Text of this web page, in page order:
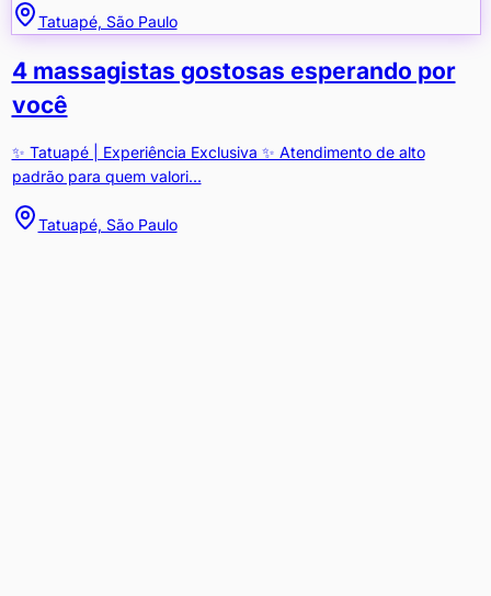
Tatuapé, São Paulo
4 massagistas gostosas esperando por
você
✨ Tatuapé | Experiência Exclusiva ✨ Atendimento de alto
padrão para quem valori...
Tatuapé, São Paulo